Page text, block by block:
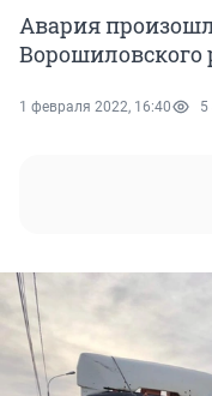
Авария
Ворошиловского
1 февраля 2022, 16:40 5